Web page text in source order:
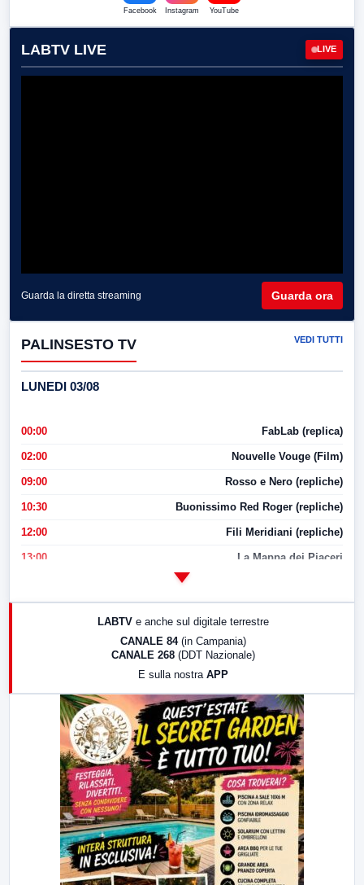
Facebook Instagram YouTube
LABTV LIVE LIVE
Guarda la diretta streaming Guarda ora
PALINSESTO TV VEDI TUTTI
LUNEDI 03/08
00:00 FabLab (replica)
02:00 Nouvelle Vouge (Film)
09:00 Rosso e Nero (repliche)
10:30 Buonissimo Red Roger (repliche)
12:00 Fili Meridiani (repliche)
13:00 La Mappa dei Piaceri
17:00 LabNews (replica)
LabNews (replica)
LABTV e anche sul digitale terrestre
CANALE 84 (in Campania)
CANALE 268 (DDT Nazionale)
E sulla nostra APP